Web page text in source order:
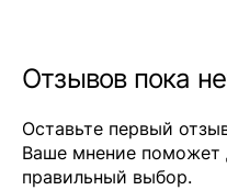
Отзывов пока
Оставьте первый
Ваше мнение поможет
правильный выбор.